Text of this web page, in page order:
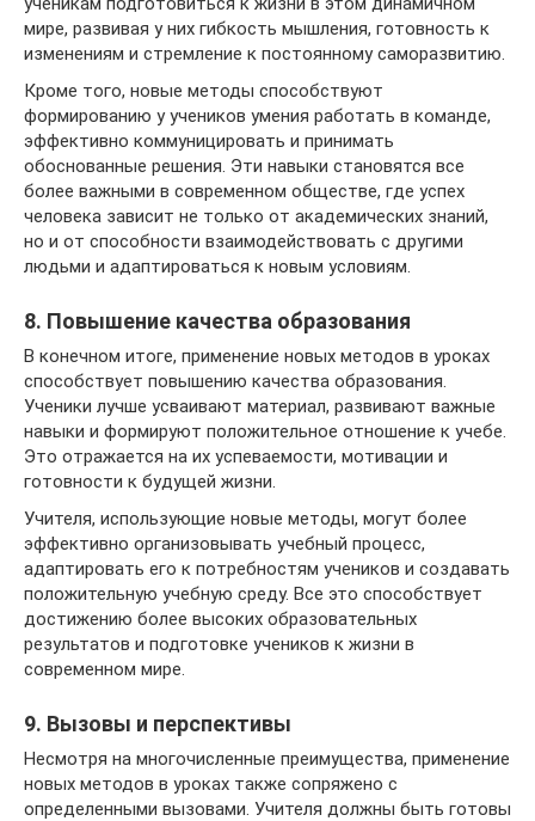
мире, развивая у них гибкость мышления, готовность к
изменениям и стремление к постоянному саморазвитию.
Кроме того, новые методы способствуют
формированию у учеников умения работать в команде,
эффективно коммуницировать и принимать
обоснованные решения. Эти навыки становятся все
более важными в современном обществе, где успех
человека зависит не только от академических знаний,
но и от способности взаимодействовать с другими
людьми и адаптироваться к новым условиям.
8. Повышение качества образования
В конечном итоге, применение новых методов в уроках
способствует повышению качества образования.
Ученики лучше усваивают материал, развивают важные
навыки и формируют положительное отношение к учебе.
Это отражается на их успеваемости, мотивации и
готовности к будущей жизни.
Учителя, использующие новые методы, могут более
эффективно организовывать учебный процесс,
адаптировать его к потребностям учеников и создавать
положительную учебную среду. Все это способствует
достижению более высоких образовательных
результатов и подготовке учеников к жизни в
современном мире.
9. Вызовы и перспективы
Несмотря на многочисленные преимущества, применение
новых методов в уроках также сопряжено с
определенными вызовами. Учителя должны быть готовы